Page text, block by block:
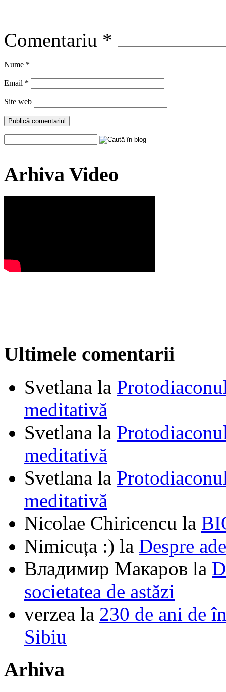
Comentariu *
Nume *
Email *
Site web
Arhiva Video
Ultimele comentarii
Svetlana la
meditativă
Svetlana la
meditativă
Svetlana la
meditativă
Nicolae Chiricencu la
Nimicuța :) la Despre
Владимир Макаров la
societatea de astăzi
verzea la 230 de ani de
Sibiu
Arhiva